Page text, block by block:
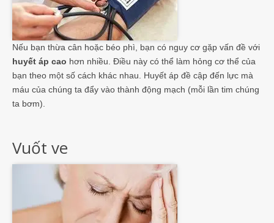
Nếu bạn thừa cân hoặc béo phì, bạn có nguy cơ gặp vấn đề với
huyết áp cao hơn nhiều. Điều này có thể làm hỏng cơ thể của
bạn theo một số cách khác nhau. Huyết áp đề cập đến lực mà
máu của chúng ta đẩy vào thành động mạch (mỗi lần tim chúng
ta bơm).
Vuốt ve